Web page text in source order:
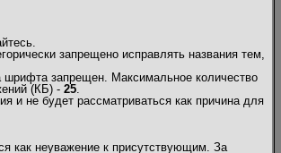
запрещено исправлять названия тем,
шрифта запрещен. Максимальное количество
(КБ) - 25.
и не будет рассматриваться как причина для
как неуважение к присутствующим. За